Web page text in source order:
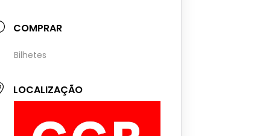
COMPRAR
Bilhetes
LOCALIZAÇÃO